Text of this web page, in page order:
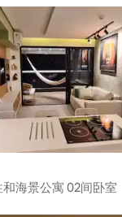
海景公寓 02间卧室